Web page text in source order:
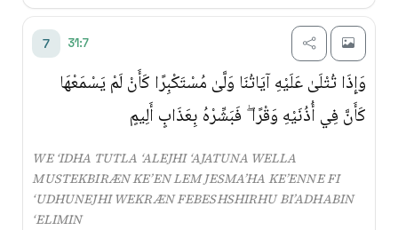
7 31:7
وَإِذَا تُتْلَىٰ عَلَيْهِ آيَاتُنَا وَلَّىٰ مُسْتَكْبِرًا كَأَنْ لَمْ يَسْمَعْهَا
كَأَنَّ فِي أُذُنَيْهِ وَقْرًا ۖ فَبَشِّرْهُ بِعَذَابٍ أَلِيمٍ
WE ‘IDHA TUTLA ‘ALEJHI ‘AJATUNA WELLA
MUSTEKBIRÆN KE’EN LEM JESMA’HA KE’ENNE FI
‘UDHUNEJHI WEKRÆN FEBESHSHIRHU BI’ADHABIN
‘ELIMIN